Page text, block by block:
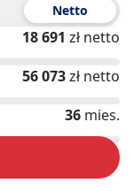
Netto
18 691 zł netto
56 073zł netto
36 mies.